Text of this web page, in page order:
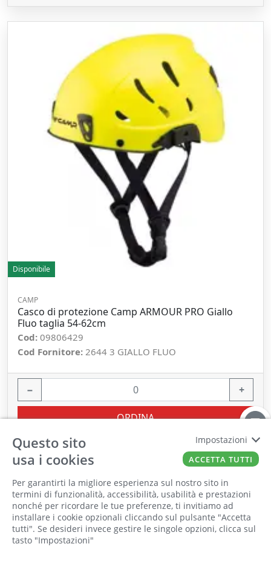
Il punto vendita, gli uffici e il magazzino
saranno chiusi per ferie dall'8 al 25 Agosto
2026 compresi.
Disponibile
CAMP
Casco di protezione Camp ARMOUR PRO Giallo
Fluo taglia 54-62cm
Cod: 09806429
Cod Fornitore: 2644 3 GIALLO FLUO
− +
ORDINA
CONSEGNA RAPIDA
CORRIERE ESPRESSO
RITIRO IN NEGOZIO
SENZA SPESE DI SPEDIZIONE
Questo sito
usa i cookies
Per garantirti la migliore esperienza sul nostro sito in
termini di funzionalità, accessibilità, usabilità e prestazioni
nonché per ricordare le tue preferenze, ti invitiamo ad
installare i cookie opzionali cliccando sul pulsante "Accetta
tutti". Se desideri invece gestire le singole opzioni, clicca sul
tasto "Impostazioni"
Impostazioni
ACCETTA TUTTI